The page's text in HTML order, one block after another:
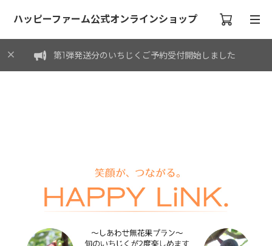
ハッピーファーム公式オンラインショップ
第1弾発送分のいちじくご予約受付開始しました